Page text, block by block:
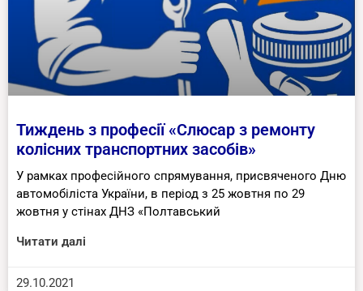
Тиждень з професії «Слюсар з ремонту
колісних транспортних засобів»
У рамках професійного спрямування, присвяченого Дню
автомобіліста України, в період з 25 жовтня по 29
жовтня у стінах ДНЗ «Полтавський
Читати далі
29.10.2021